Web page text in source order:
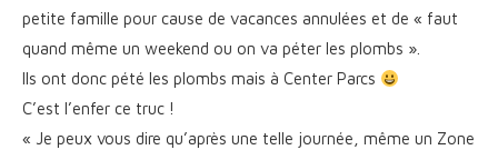
petite famille pour cause de vacances annulées et de « faut
quand même un weekend ou on va péter les plombs ».
Ils ont donc pété les plombs mais à Center Parcs
C’est l’enfer ce truc !
« Je peux vous dire qu’après une telle journée, même un Zone